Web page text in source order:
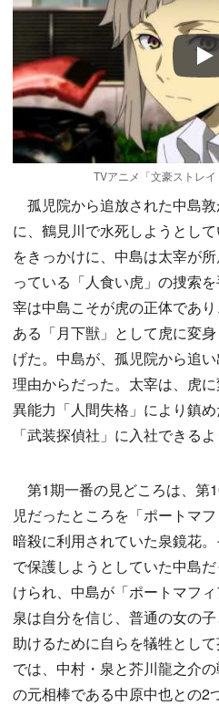
Play
TVアニメ「文豪ストレ
孤児院から追放された中島
に、鶴見川で水死しようとし
をきっかけに、中島は太宰が
っている「人食い虎」の捜索
宰は中島こそが虎の正体であ
ある「月下獣」として虎に変
げた。中島が、孤児院から追
理由からだった。太宰は、虎
異能力「人間失格」により鎮
「武装探偵社」に入社できるよ
第1期一番の見どころは、第
児だったところを「ポートマ
暗殺に利用されていた泉鏡花
で保護しようとしていた中島
けられ、中島が「ポートマフィ
泉は自分を信じ、普通の女の
助けるために自らを犠牲とし
では、中村・泉と芥川龍之介
の元相棒である中原中也との2